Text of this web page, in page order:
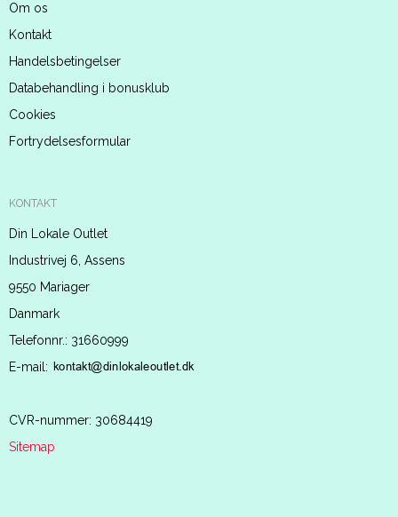
Om os
Kontakt
Handelsbetingelser
Databehandling i bonusklub
Cookies
Fortrydelsesformular
KONTAKT
Din Lokale Outlet
Industrivej 6, Assens
9550 Mariager
Danmark
Telefonnr.: 31660999
E-mail:
CVR-nummer: 30684419
Sitemap